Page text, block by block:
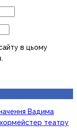
в цьому
Вадима
театру